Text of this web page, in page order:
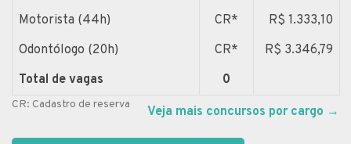
Motorista (44h)
CR*
R$ 1.333,10
Odontólogo (20h)
CR*
R$ 3.346,79
Total de vagas
0
CR: Cadastro de reserva Veja mais concursos por cargo →